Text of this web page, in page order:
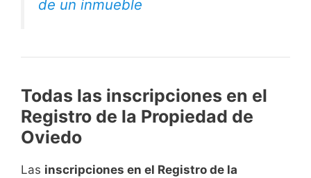
de un inmueble
Todas las inscripciones en el
Registro de la Propiedad de
Oviedo
Las inscripciones en el Registro de la